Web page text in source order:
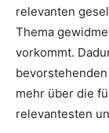
relevanten
Thema
vorkommt.
mehr über die
relevantesten